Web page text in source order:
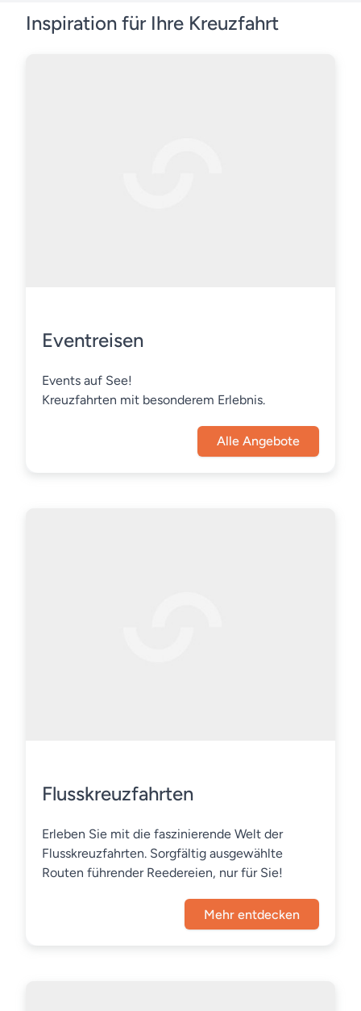
Inspiration für Ihre Kreuzfahrt
Eventreisen
Events auf See!
Kreuzfahrten mit besonderem Erlebnis.
Alle Angebote
Flusskreuzfahrten
Erleben Sie mit die faszinierende Welt der
Flusskreuzfahrten. Sorgfältig ausgewählte
Routen führender Reedereien, nur für Sie!
Mehr entdecken